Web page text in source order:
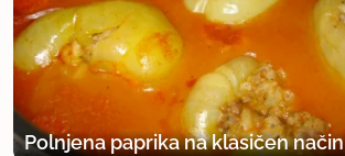
Polnjena paprika na klasičen način